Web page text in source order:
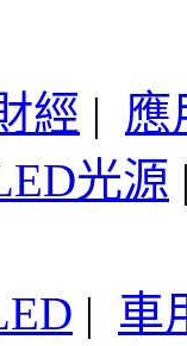
經 | 應
光源
| 車